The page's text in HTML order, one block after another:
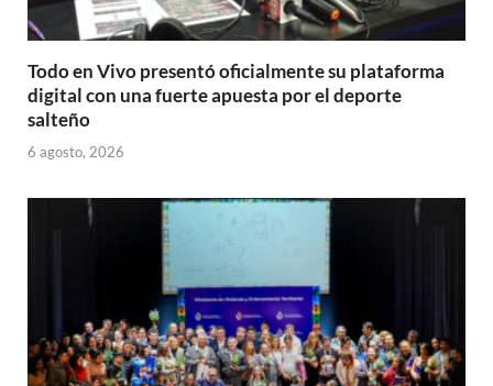
Todo en Vivo presentó oficialmente su plataforma
digital con una fuerte apuesta por el deporte
salteño
6 agosto, 2026